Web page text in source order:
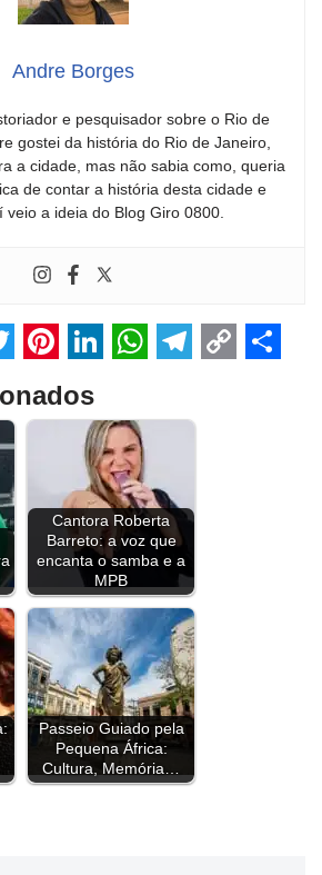
Andre Borges
e pesquisador sobre o Rio de
gostei da história do Rio de Janeiro,
a cidade, mas não sabia como, queria
de contar a história desta cidade e
veio a ideia do Blog Giro 0800.
i
e
e
s
t
i
n
k
e
d
I
n
h
a
t
s
A
p
p
e
e
g
r
a
m
Cantora Roberta
Barreto: a voz que
encanta o samba e a
MPB
Passeio Guiado pela
Pequena África:
Cultura, Memória…